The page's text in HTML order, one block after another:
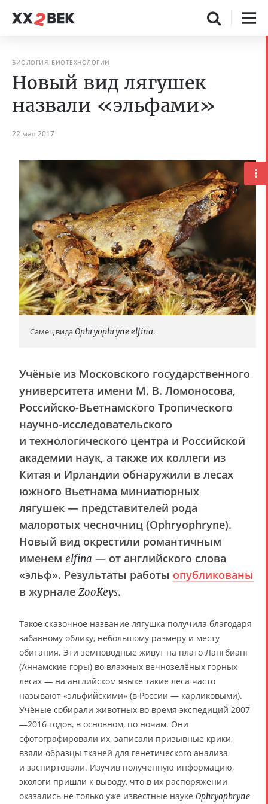
БИОЛОГИЯ, БИОТЕХНОЛОГИИ
Новый вид лягушек
назвали «эльфами»
22 мая 2017
Самец видаOphryophryne elfina.
Учёные из Московского государственного
университета имени М. В. Ломоносова,
Российско-Вьетнамского Тропического
научно-исследовательского
и технологического центра и Российской
академии наук, а также их коллеги из
Китая и Ирландии обнаружили в лесах
южного Вьетнама миниатюрных
лягушек — представителей рода
малоротых чесночниц (Ophryophryne).
Новый вид окрестили романтичным
именем elfina — от английского слова
«эльф». Результаты работы опубликованы
в журнале ZooKeys.
Такое сказочное название лягушка получила благодаря
забавному облику, небольшому размеру и месту
обитания. Эти земноводные живут на плато Лангбианг
(Аннамские горы) во влажных вечнозелёных горных
лесах — на английском языке такие леса часто
называют «эльфийскими» (в России — карликовыми).
Учёные собирали животных во время экспедиций 2007
—2016 годов, в основном, по ночам. Они
сфотографировали их, записали призывные крики,
взяли образцы тканей для генетического анализа
и заспиртовали. Изучив полученную информацию,
экологи пришли к выводу, что в их распоряжении
оказались не только уже известные науке Ophryophryne